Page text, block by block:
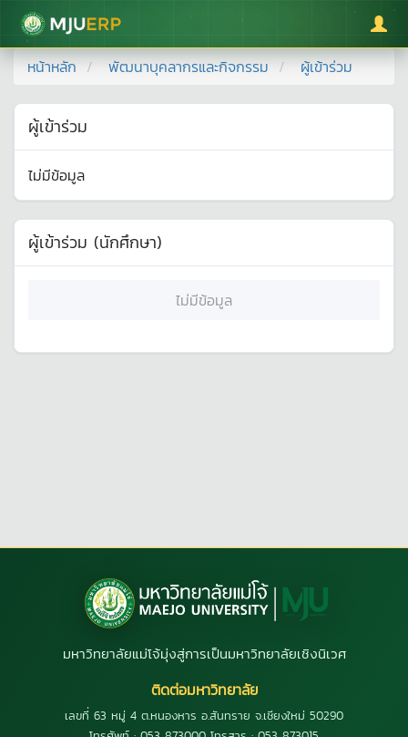
มหาวิทยาลัยแม่โจ้
หน้าหลัก พัฒนาบุคลากรและกิจกรรม ผู้เข้าร่วม
ผู้เข้าร่วม
ไม่มีข้อมูล
ผู้เข้าร่วม (นักศึกษา)
ไม่มีข้อมูล
มหาวิทยาลัยแม่โจ้มุ่งสู่การเป็นมหาวิทยาลัยเชิงนิเวศ
ติดต่อมหาวิทยาลัย
เลขที่ 63 หมู่ 4 ต.หนองหาร อ.สันทราย จ.เชียงใหม่ 50290